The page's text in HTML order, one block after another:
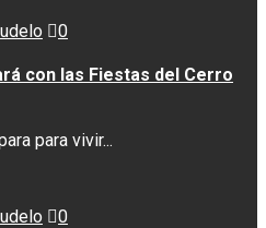
0
con las Fiestas del Cerro
para vivir...
0